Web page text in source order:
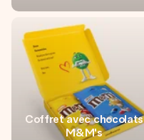
Coffret avec chocolats
M&M's